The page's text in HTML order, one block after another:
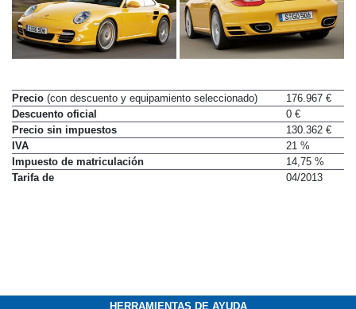
Precio (con descuento y equipamiento seleccionado)
176.967 €
Descuento oficial
0 €
Precio sin impuestos
130.362 €
IVA
21 %
Impuesto de matriculación
14,75 %
Tarifa de
04/2013
HERRAMIENTAS DE AYUDA